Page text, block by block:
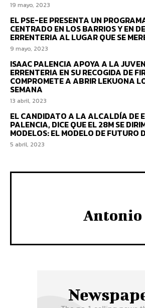
19 mayo, 2023
EL PSE-EE PRESENTA UN
CENTRADO EN LOS BARRIOS Y EN
ERRENTERIA AL LUGAR QUE SE
9 mayo, 2023
ISAAC PALENCIA APOYA A LA
ERRENTERIA EN SU RECOGIDA DE
COMPROMETE A ABRIR LEKUONA
SEMANA
13 abril, 2023
EL CANDIDATO A LA ALCALDÍA DE
PALENCIA, DICE QUE EL 28M SE
MODELOS: EL MODELO DE FUTURO
5 abril, 2023
Antonio